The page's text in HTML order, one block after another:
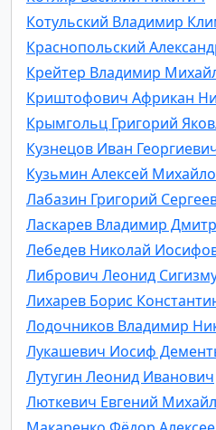
Котульский Владимир
Краснопольский
Крейтер Владимир
Криштофович Африкан
Крымгольц Григорий
Кузнецов Иван
Кузьмин Алексей
Лабазин Григорий
Ласкарев Владимир
Лебедев Николай
Либрович Леонид
Лихарев Борис
Лодочников Владимир
Лукашевич Иосиф
Лутугин Леонид Иванович
Люткевич Евгений